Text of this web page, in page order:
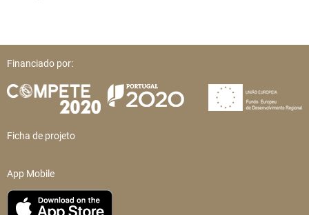
Financiado por:
Ficha de projeto
App Mobile